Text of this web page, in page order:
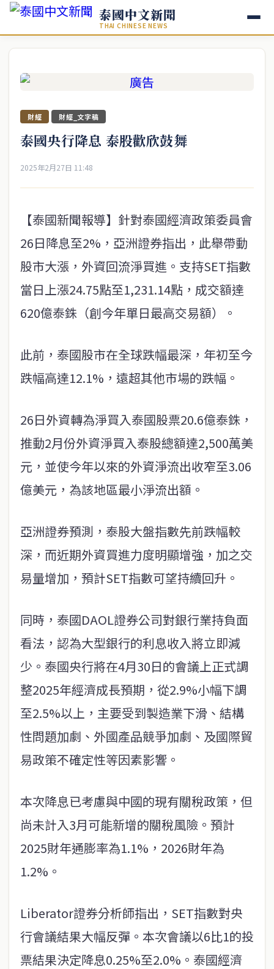
泰國中文新聞
THAI CHINESE NEWS
財經 財經_文字稿
泰國央行降息 泰股歡欣鼓舞
2025年2月27日 11:48
【泰國新聞報導】針對泰國經濟政策委員會
26日降息至2%，亞洲證券指出，此舉帶動
股市大漲，外資回流淨買進。支持SET指數
當日上漲24.75點至1,231.14點，成交額達
620億泰銖（創今年單日最高交易額）。
此前，泰國股市在全球跌幅最深，年初至今
跌幅高達12.1%，遠超其他市場的跌幅。
26日外資轉為淨買入泰國股票20.6億泰銖，
推動2月份外資淨買入泰股總額達2,500萬美
元，並使今年以來的外資淨流出收窄至3.06
億美元，為該地區最小淨流出額。
亞洲證券預測，泰股大盤指數先前跌幅較
深，而近期外資買進力度明顯增強，加之交
易量增加，預計SET指數可望持續回升。
同時，泰國DAOL證券公司對銀行業持負面
看法，認為大型銀行的利息收入將立即減
少。泰國央行將在4月30日的會議上正式調
整2025年經濟成長預期，從2.9%小幅下調
至2.5%以上，主要受到製造業下滑、結構
性問題加劇、外國產品競爭加劇、及國際貿
易政策不確定性等因素影響。
本次降息已考慮與中國的現有關稅政策，但
尚未計入3月可能新增的關稅風險。預計
2025財年通膨率為1.1%，2026財年為
1.2%。
Liberator證券分析師指出，SET指數對央
行會議結果大幅反彈。本次會議以6比1的投
票結果決定降息0.25%至2.0%。泰國經濟